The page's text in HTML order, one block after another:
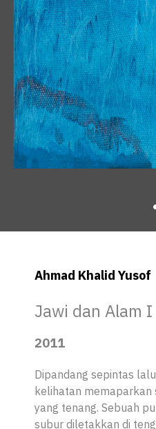
Ahmad Khalid Yusof
Jawi dan Alam I
2011
Dipandang sepintas
kelihatan memaparkan
yang tenang. Sebuah
subur diletakkan di